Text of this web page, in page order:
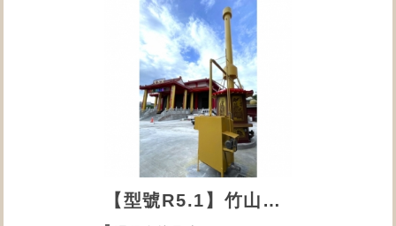
【型號R5.1】竹山慈惠堂的環保金爐